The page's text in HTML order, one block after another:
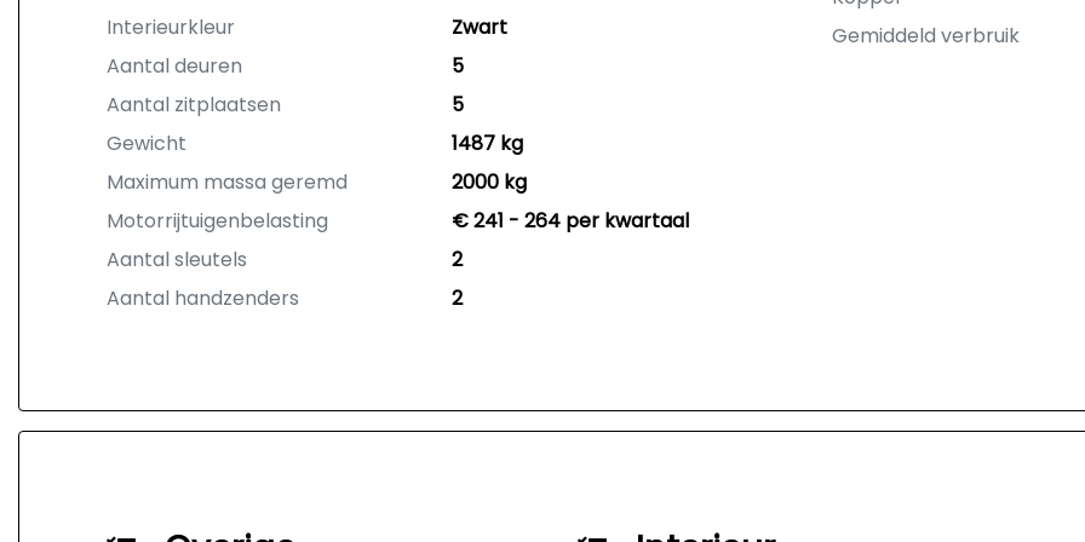
Interieurkleur
Zwart
Aantal deuren
5
Aantal zitplaatsen
5
Gewicht
1487 kg
Maximum massa geremd
2000 kg
Motorrijtuigenbelasting
€ 241 - 264 per kwartaal
Aantal sleutels
2
Aantal handzenders
2
Gemiddeld verbruik